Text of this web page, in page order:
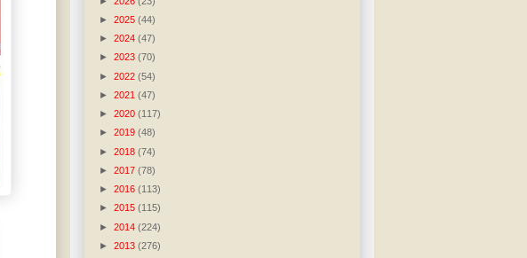
► 2025 (44)
► 2024 (47)
► 2023 (70)
► 2022 (54)
► 2021 (47)
► 2020 (117)
► 2019 (48)
► 2018 (74)
► 2017 (78)
► 2016 (113)
► 2015 (115)
► 2014 (224)
► 2013 (276)